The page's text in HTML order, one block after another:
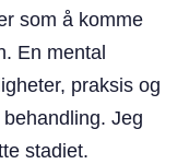
som å komme
En mental
praksis og
Jeg
stadiet.